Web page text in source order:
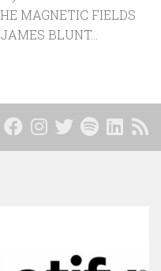
MAGNETIC FIELDS
BLUNT...